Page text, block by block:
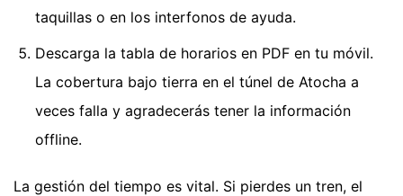
taquillas o en los interfonos de ayuda.
Descarga la tabla de horarios en PDF en tu móvil.
La cobertura bajo tierra en el túnel de Atocha a
veces falla y agradecerás tener la información
offline.
La gestión del tiempo es vital. Si pierdes un tren, el